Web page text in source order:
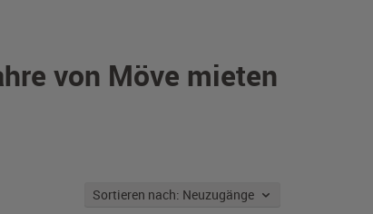
von Möve mieten
Sortieren nach: Neuzugänge